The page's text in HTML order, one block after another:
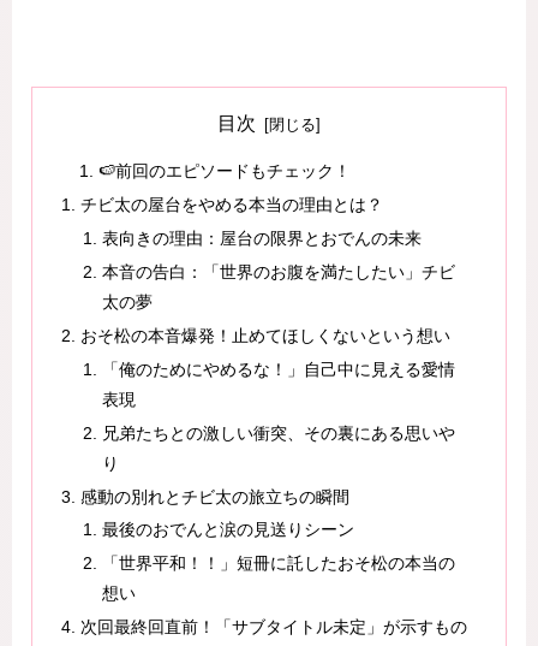
目次
🍉前回のエピソードもチェック！
チビ太の屋台をやめる本当の理由とは？
表向きの理由：屋台の限界とおでんの未来
本音の告白：「世界のお腹を満たしたい」チビ
太の夢
おそ松の本音爆発！止めてほしくないという想い
「俺のためにやめるな！」自己中に見える愛情
表現
兄弟たちとの激しい衝突、その裏にある思いや
り
感動の別れとチビ太の旅立ちの瞬間
最後のおでんと涙の見送りシーン
「世界平和！！」短冊に託したおそ松の本当の
想い
次回最終回直前！「サブタイトル未定」が示すもの